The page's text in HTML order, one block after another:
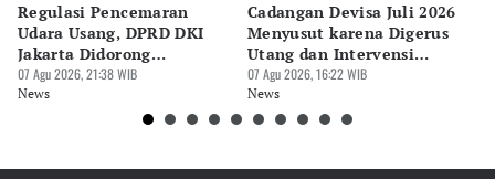
Regulasi Pencemaran
Udara Usang, DPRD DKI
Jakarta Didorong
Prioritaskan Revisi Perda
07 Agu 2026, 21:38 WIB
News
Cadangan Devisa Juli 2026
Menyusut karena Digerus
Utang dan Intervensi
Rupiah
07 Agu 2026, 16:22 WIB
News